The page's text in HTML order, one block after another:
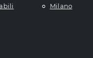
Milano